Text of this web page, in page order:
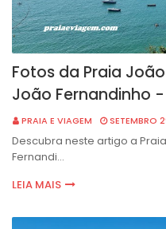
Fotos da Praia
João Fernandinho -
PRAIA E VIAGEM SETEMBRO
Descubra neste artigo a
Fernandi…
LEIA MAIS